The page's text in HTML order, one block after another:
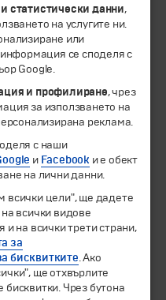
права запазени.
статистически данни,
на услугите ни.
или
се споделя с
Google.
и профилиране, чрез
за използването на
реклама.
с наши
и Facebook и е обект
на лични данни.
всички цели", ще дадете
всички видове
и на всички трети страни,
за
бисквитките. Ако
ще отхвърлите
бисквитки. Чрез бутона